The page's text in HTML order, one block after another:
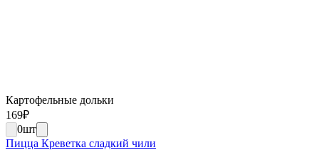
Картофельные дольки
169₽
0шт
Пицца Креветка сладкий чили